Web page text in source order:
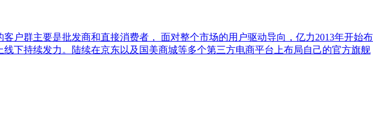
户群主要是批发商和直接消费者， 面对整个市场的用户驱动导向，亿力2013年开始布
下持续发力。陆续在京东以及国美商城等多个第三方电商平台上布局自己的官方旗舰